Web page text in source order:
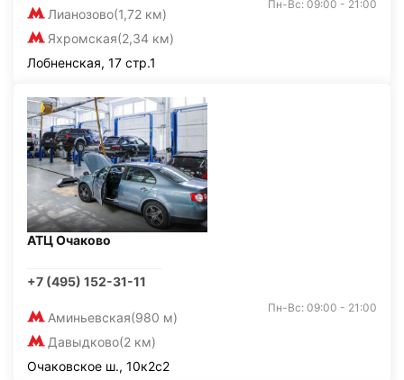
Лианозово(1,72 км)
Яхромская(2,34 км)
Пн-Вс: 09:00 - 21:00
Лобненская, 17 стр.1
АТЦ Очаково
+7 (495) 152-31-11
Аминьевская(980 м)
Давыдково(2 км)
Пн-Вс: 09:00 - 21:00
Очаковское ш., 10к2с2